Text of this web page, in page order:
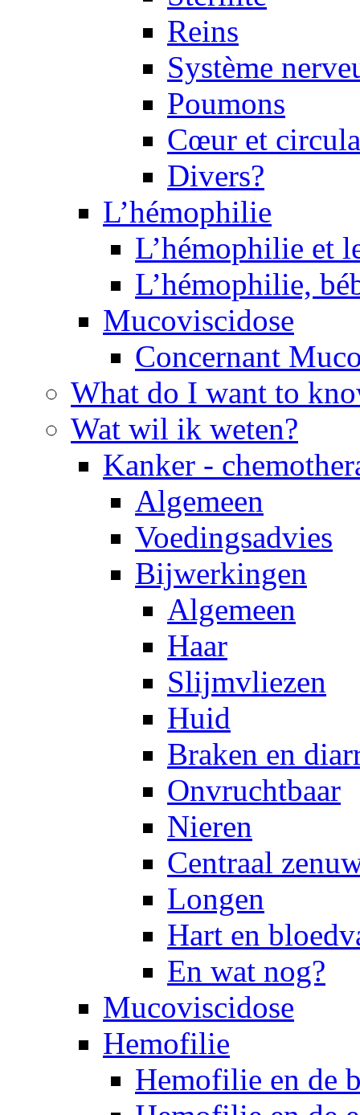
Reins
Système
Poumons
Cœur et
Divers?
L’hémophilie
L’hémophilie et
L’hémophilie,
Mucoviscidose
Concernant
What do I want to
Wat wil ik weten?
Kanker -
Algemeen
Voedingsadvies
Bijwerkingen
Algemeen
Haar
Slijmvliezen
Huid
Braken en
Onvruchtbaar
Nieren
Centraal
Longen
Hart en
En wat nog?
Mucoviscidose
Hemofilie
Hemofilie en de